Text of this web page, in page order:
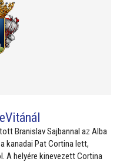
Branislav Sajbannal az Alba
kanadai Pat Cortina lett,
A helyére kinevezett Cortina